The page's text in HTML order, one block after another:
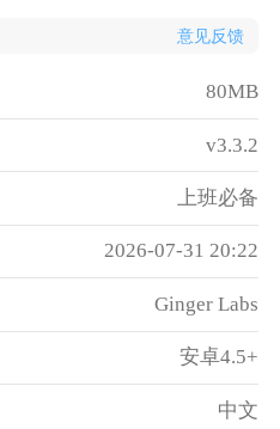
意见反馈
80MB
v3.3.2
上班必备
2026-07-31 20:22
Ginger Labs
安卓4.5+
中文